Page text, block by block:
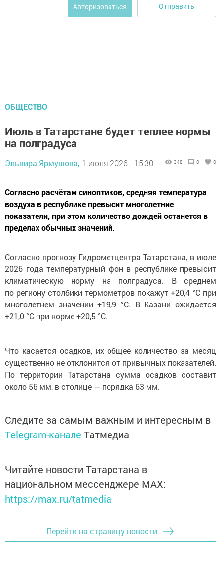
Авторизоваться Отправить
ОБЩЕСТВО
Июль в Татарстане будет теплее нормы
на полградуса
Эльвира Ярмушова, 1 июля 2026 - 15:30 348 0 0
Согласно расчётам синоптиков, средняя температура
воздуха в республике превысит многолетние
показатели, при этом количество дождей останется в
пределах обычных значений.
Согласно прогнозу Гидрометцентра Татарстана, в июле
2026 года температурный фон в республике превысит
климатическую норму на полградуса. В среднем
по региону столбики термометров покажут +20,4 °C при
многолетнем значении +19,9 °C. В Казани ожидается
+21,0 °C при норме +20,5 °C.
Что касается осадков, их общее количество за месяц
существенно не отклонится от привычных показателей.
По территории Татарстана сумма осадков составит
около 56 мм, в столице — порядка 63 мм.
Следите за самым важным и интересным в
Telegram-канале Татмедиа
Читайте новости Татарстана в
национальном мессенджере MАХ:
https://max.ru/tatmedia
Перейти на страницу новости